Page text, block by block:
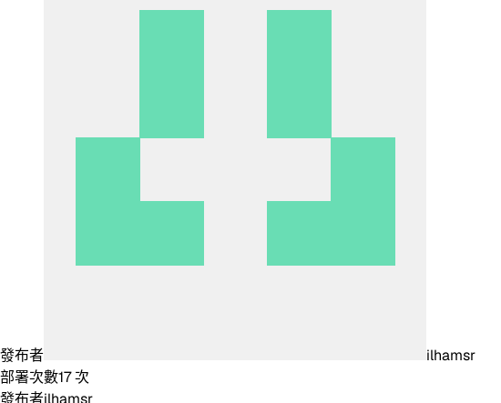
發布者
ilhamsr
部署次數17次
發布者ilhamsr